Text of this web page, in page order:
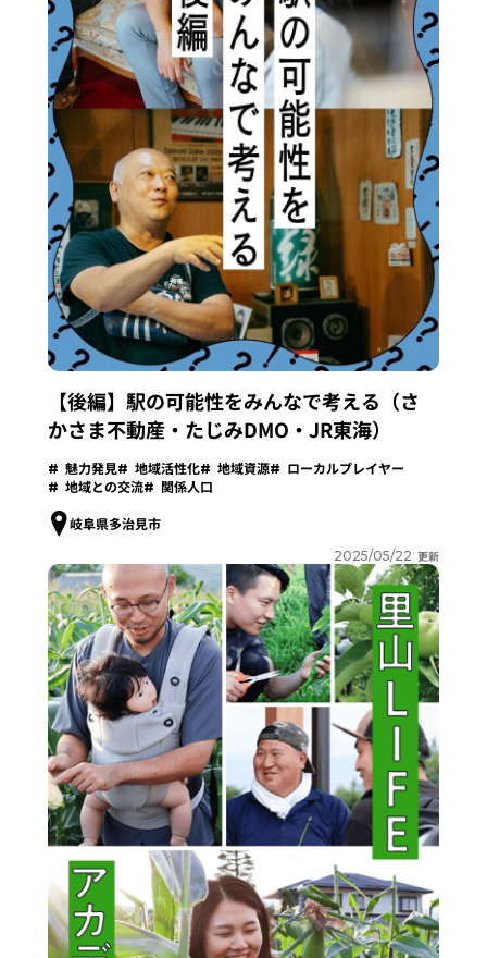
【後編】駅の可能性をみんなで考える（さ
かさま不動産・たじみDMO・JR東海）
魅力発見 地域活性化 地域資源
ローカルプレイヤー
地域との交流
関係人口
岐阜県多治見市
2025/05/22 更新